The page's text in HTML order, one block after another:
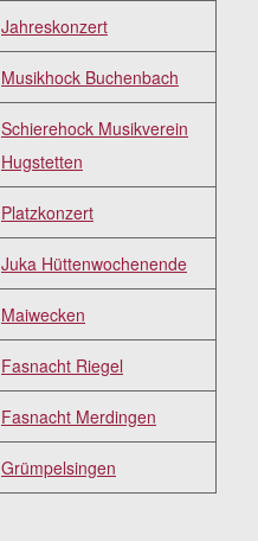
Jahreskonzert
Musikhock Buchenbach
Schierehock Musikverein
Hugstetten
Platzkonzert
Juka Hüttenwochenende
Maiwecken
Fasnacht Riegel
Fasnacht Merdingen
Grümpelsingen